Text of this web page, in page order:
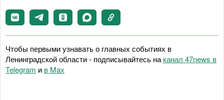
Чтобы первыми узнавать о главных событиях в
Ленинградской области - подписывайтесь на канал 47news в
Telegram и в Maх